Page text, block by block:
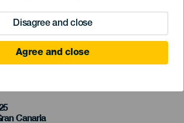
Disagree and close
Agree and close
Canaria